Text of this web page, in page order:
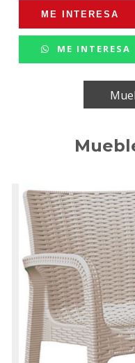
ME INTERESA